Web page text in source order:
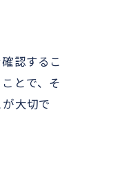
認するこ
とで、そ
大切で